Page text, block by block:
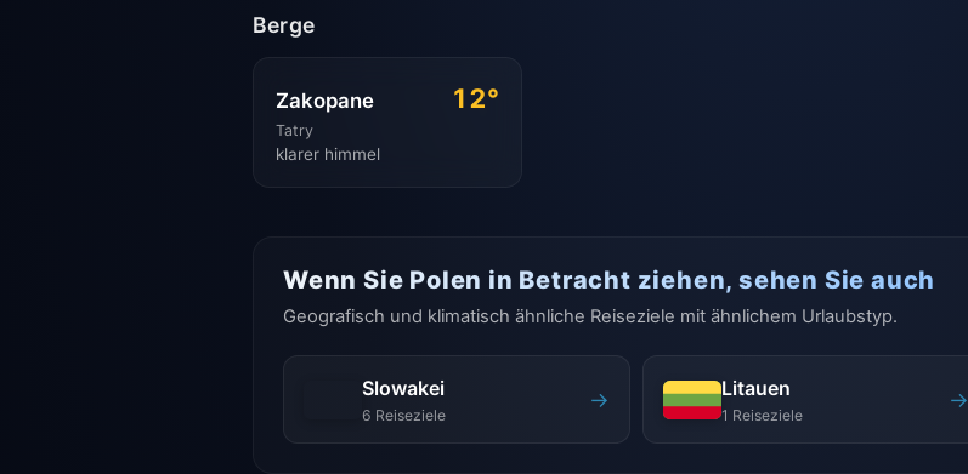
Berge
Zakopane 12°
Tatry
klarer himmel
Wenn Sie Polen in Betracht ziehen, sehen Sie auch
Geografisch und klimatisch ähnliche Reiseziele mit ähnlichem Urlaubstyp.
Slowakei
6 Reiseziele
→ Litauen
1 Reiseziele
→